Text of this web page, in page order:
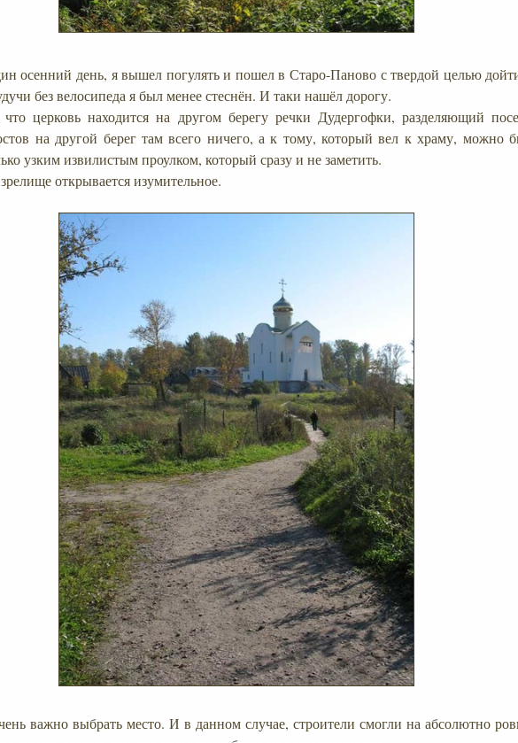
осенний день, я вышел погулять и пошел в Старо-Паново с твердой целью
без велосипеда я был менее стеснён. И таки нашёл дорогу.
что церковь находится на другом берегу речки Дудергофки, разделяющий
на другой берег там всего ничего, а к тому, который вел к храму, можно
узким извилистым проулком, который сразу и не заметить.
открывается изумительное.
важно выбрать место. И в данном случае, строители смогли на абсолютно